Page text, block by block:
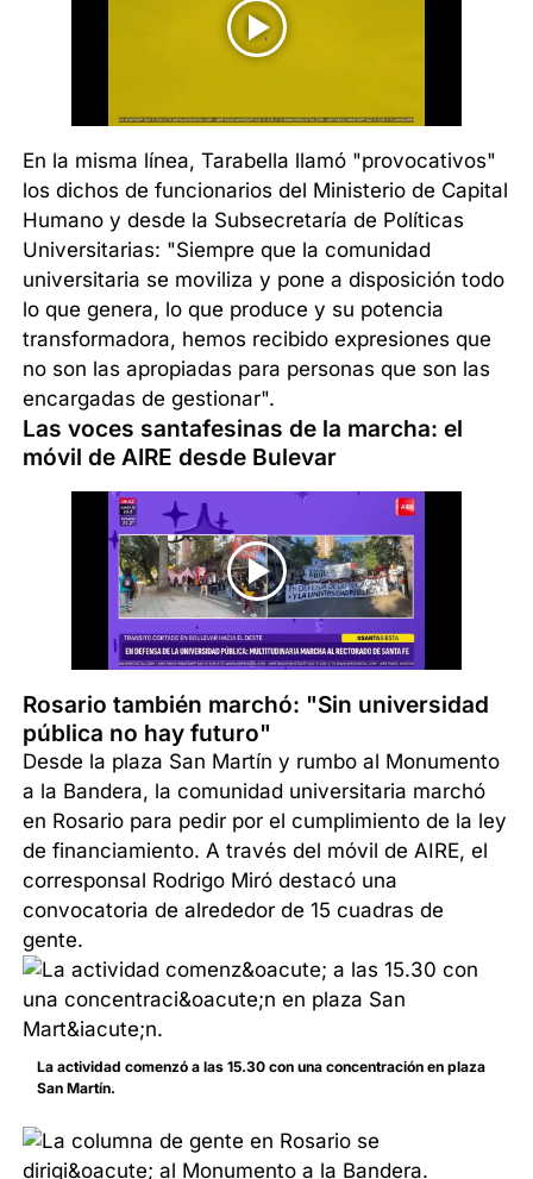
En la misma línea, Tarabella llamó "provocativos"
los dichos de funcionarios del Ministerio de Capital
Humano y desde la Subsecretaría de Políticas
Universitarias: "Siempre que la comunidad
universitaria se moviliza y pone a disposición todo
lo que genera, lo que produce y su potencia
transformadora, hemos recibido expresiones que
no son las apropiadas para personas que son las
encargadas de gestionar".
Las voces santafesinas de la marcha: el
móvil de AIRE desde Bulevar
Rosario también marchó: "Sin universidad
pública no hay futuro"
Desde la plaza San Martín y rumbo al Monumento
a la Bandera, la comunidad universitaria marchó
en Rosario para pedir por el cumplimiento de la ley
de financiamiento. A través del móvil de AIRE, el
corresponsal Rodrigo Miró destacó una
convocatoria de alrededor de 15 cuadras de
gente.
La actividad comenzó a las 15.30 con una concentración en plaza
San Martín.